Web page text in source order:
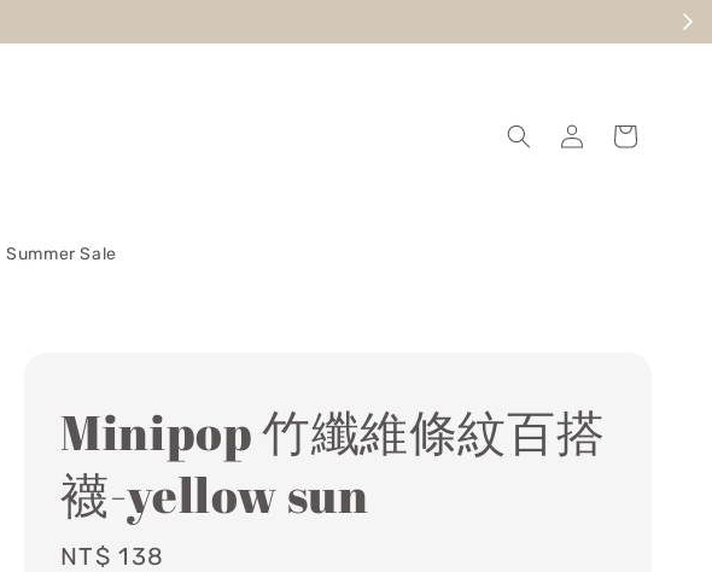
送800回饋金
Summer Sale
Minipop 竹纖維條紋百搭
襪-yellow sun
Regular
NT$ 138